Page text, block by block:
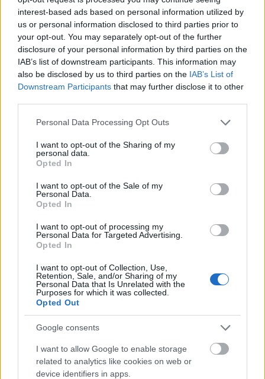
interest-based ads based on personal information utilized by
us or personal information disclosed to third parties prior to
your opt-out. You may separately opt-out of the further
disclosure of your personal information by third parties on the
IAB’s list of downstream participants. This information may
also be disclosed by us to third parties on the IAB’s List of
Downstream Participants that may further disclose it to other
Please note that this website/app uses one or more Google
not limited to your visit or usage behaviour. You may click to
grant or deny consent to Google and its third-party tags to
use your data for below specified purposes in below Google
consent section.
Personal Data Processing Opt Outs
I want to opt-out of the Sharing of my
personal data.
Opted In
I want to opt-out of the Sale of my
Personal Data.
Opted In
I want to opt-out of processing my
Personal Data for Targeted Advertising.
Opted In
I want to opt-out of Collection, Use,
Retention, Sale, and/or Sharing of my
Personal Data that Is Unrelated with the
Purposes for which it was collected.
Opted Out
Google consents
I want to allow Google to enable storage
related to analytics like cookies on web or
device identifiers in apps.
Często sprawdzane
Odmiana:Koziegłówczy Kozichgłów?
Odmiana: opotrafiąc, potrafiący ipotrafiwszy
Nostalgia za nostalgią
Ciekawostki
smaczliwka—Smaczliwkaw XIX-wiecznym opisie
Wenedowie— Pochodzenie nazwy
Mogą Cię zainteresować również hasła
sylogizm